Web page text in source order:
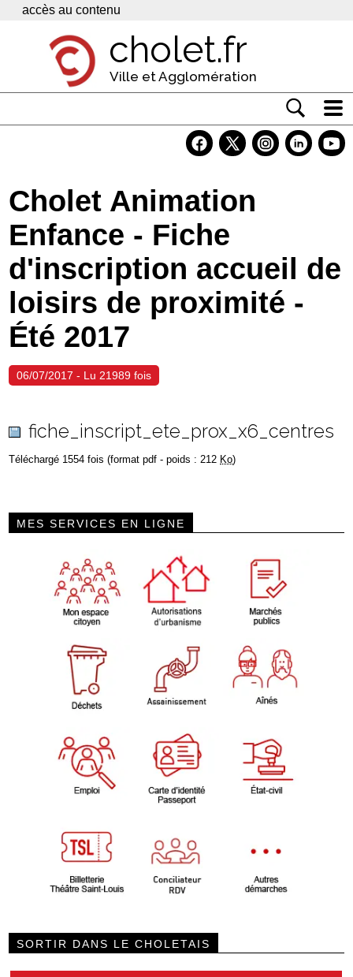
Panneau de gestion des cookies
accès au contenu
cholet.fr
Ville et Agglomération
Economie
Services
Contacts
Cholet Animation
Enfance - Fiche
d'inscription accueil de
loisirs de proximité -
Été 2017
06/07/2017 - Lu 21989 fois
fiche_inscript_ete_prox_x6_centres
Téléchargé 1554 fois (format pdf - poids : 212 Ko)
MES SERVICES EN LIGNE
SORTIR DANS LE CHOLETAIS